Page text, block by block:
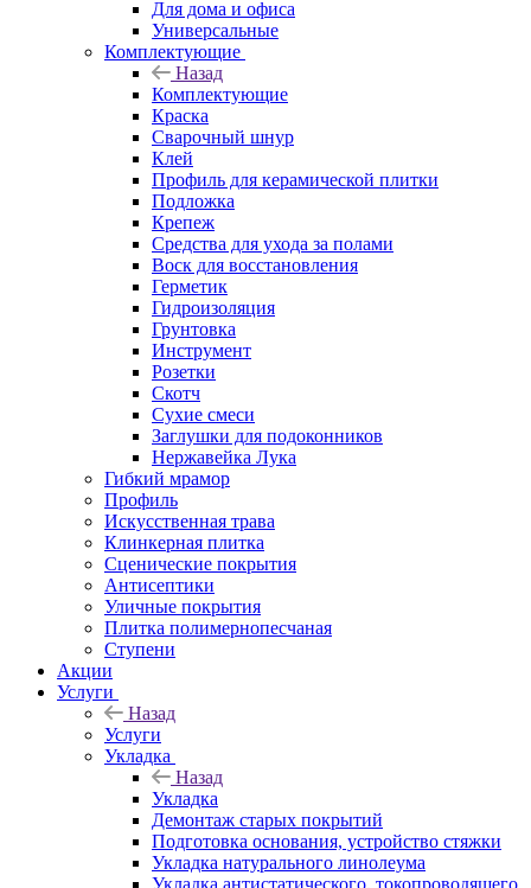
Для дома и офиса
Универсальные
Комплектующие
Назад
Комплектующие
Краска
Сварочный шнур
Клей
Профиль для керамической плитки
Подложка
Крепеж
Средства для ухода за полами
Воск для восстановления
Герметик
Гидроизоляция
Грунтовка
Инструмент
Розетки
Скотч
Сухие смеси
Заглушки для подоконников
Нержавейка Лука
Гибкий мрамор
Профиль
Искусственная трава
Клинкерная плитка
Сценические покрытия
Антисептики
Уличные покрытия
Плитка полимернопесчаная
Ступени
Акции
Услуги
Назад
Услуги
Укладка
Назад
Укладка
Демонтаж старых покрытий
Подготовка основания, устройство стяжки
Укладка натурального линолеума
Укладка антистатического, токопроводящего